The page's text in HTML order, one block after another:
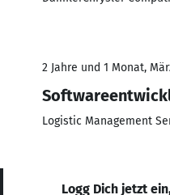
2 Jahre und 1 Monat,
Logistic Management
Logg Dich jetzt